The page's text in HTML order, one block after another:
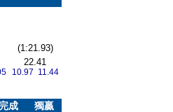
(1:21.93)
22.41
10.97 11.44
完成
獨贏